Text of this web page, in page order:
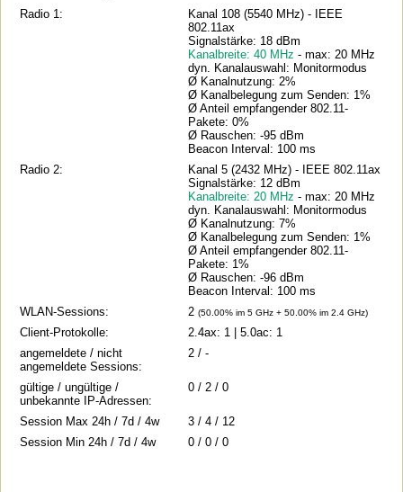
Radio 1:
Kanal 108 (5540 MHz) - IEEE
802.11ax
Signalstärke: 18 dBm
Kanalbreite: 40 MHz- max: 20 MHz
dyn. Kanalauswahl: Monitormodus
Ø Kanalnutzung: 2%
Ø Kanalbelegung zum Senden: 1%
Ø Anteil empfangender 802.11-
Pakete: 0%
Ø Rauschen: -95 dBm
Beacon Interval: 100 ms
Radio 2:
Kanal 5 (2432 MHz) - IEEE 802.11ax
Signalstärke: 12 dBm
Kanalbreite: 20 MHz- max: 20 MHz
dyn. Kanalauswahl: Monitormodus
Ø Kanalnutzung: 7%
Ø Kanalbelegung zum Senden: 1%
Ø Anteil empfangender 802.11-
Pakete: 1%
Ø Rauschen: -96 dBm
Beacon Interval: 100 ms
WLAN-Sessions:
2(50.00% im 5 GHz + 50.00% im 2.4 GHz)
Client-Protokolle:
2.4ax: 1 | 5.0ac: 1
angemeldete / nicht
angemeldete Sessions:
2 / -
gültige / ungültige /
unbekannte IP-Adressen:
0 / 2 / 0
Session Max 24h / 7d / 4w
3 / 4 / 12
Session Min 24h / 7d / 4w
0 / 0 / 0